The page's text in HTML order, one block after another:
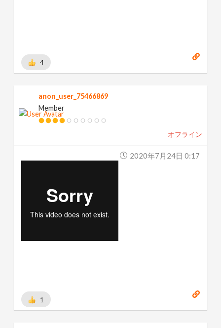
4
anon_user_75466869
Member
オフライン
2020年7月24日 0:17
1